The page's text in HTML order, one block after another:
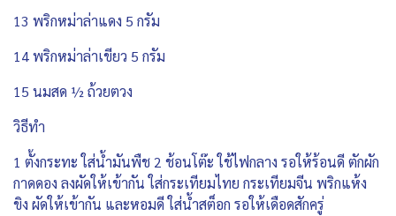
13 พริกหม่าล่าแดง 5 กรัม
14 พริกหม่าล่าเขียว 5 กรัม
15 นมสด ½ ถ้วยตวง
วิธีทำ
1 ตั้งกระทะ ใส่น้ำมันพืช 2 ช้อนโต๊ะ ใช้ไฟกลาง รอให้ร้อนดี ตักผัก
กาดดอง ลงผัดให้เข้ากัน ใส่กระเทียมไทย กระเทียมจีน พริกแห้ง
ขิง ผัดให้เข้ากัน และหอมดี ใส่น้ำสต็อก รอให้เดือดสักครู่